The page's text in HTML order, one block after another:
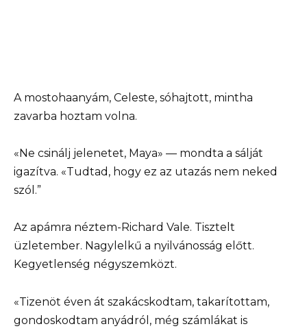
A mostohaanyám, Celeste, sóhajtott, mintha
zavarba hoztam volna.
«Ne csinálj jelenetet, Maya» — mondta a sálját
igazítva. «Tudtad, hogy ez az utazás nem neked
szól.”
Az apámra néztem-Richard Vale. Tisztelt
üzletember. Nagylelkű a nyilvánosság előtt.
Kegyetlenség négyszemközt.
«Tizenöt éven át szakácskodtam, takarítottam,
gondoskodtam anyádról, még számlákat is